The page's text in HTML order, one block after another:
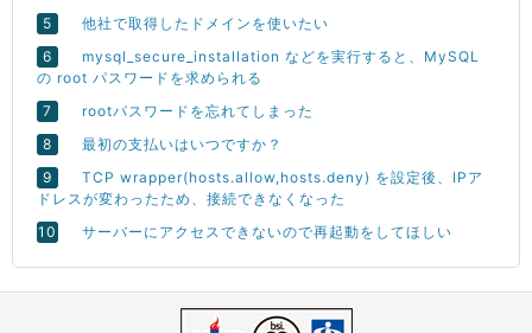
他社で取得したドメインを使いたい
mysql_secure_installation などを実行すると、MySQL
の root パスワードを求められる
rootパスワードを忘れてしまった
最初の支払いはいつですか？
TCP wrapper(hosts.allow,hosts.deny) を設定後、IPア
ドレスが変わったため、接続できなくなった
サーバーにアクセスできないので再起動をしてほしい